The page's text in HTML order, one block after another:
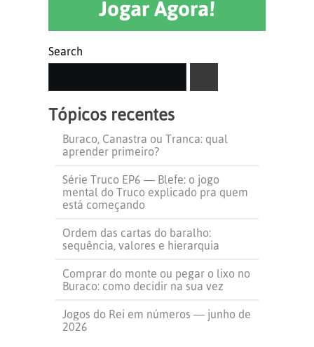
Jogar Agora!
Search
Tópicos recentes
Buraco, Canastra ou Tranca: qual
aprender primeiro?
Série Truco EP6 — Blefe: o jogo
mental do Truco explicado pra quem
está começando
Ordem das cartas do baralho:
sequência, valores e hierarquia
Comprar do monte ou pegar o lixo no
Buraco: como decidir na sua vez
Jogos do Rei em números — junho de
2026